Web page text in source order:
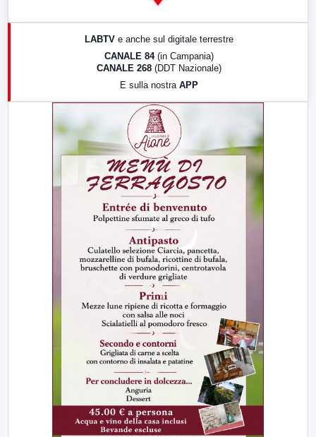
17:00 LabNews (replica)
LABTV e anche sul digitale terrestre
CANALE 84 (in Campania)
CANALE 268 (DDT Nazionale)
E sulla nostra APP